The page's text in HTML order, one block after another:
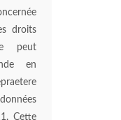
droits
peut
en
Cette